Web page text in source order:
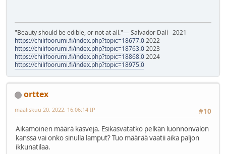
"Beauty should be edible, or not at all."― Salvador Dalí 2021
https://chilifoorumi.fi/index.php?topic=18677.02022
https://chilifoorumi.fi/index.php?topic=18763.02023
https://chilifoorumi.fi/index.php?topic=18868.02024
https://chilifoorumi.fi/index.php?topic=18975.0
orttex
#10
maaliskuu 20, 2022, 16:06:14 IP
Aikamoinen määrä kasveja. Esikasvatatko pelkän luonnonvalon
kanssa vai onko sinulla lamput? Tuo määrää vaatii aika paljon
ikkunatilaa.